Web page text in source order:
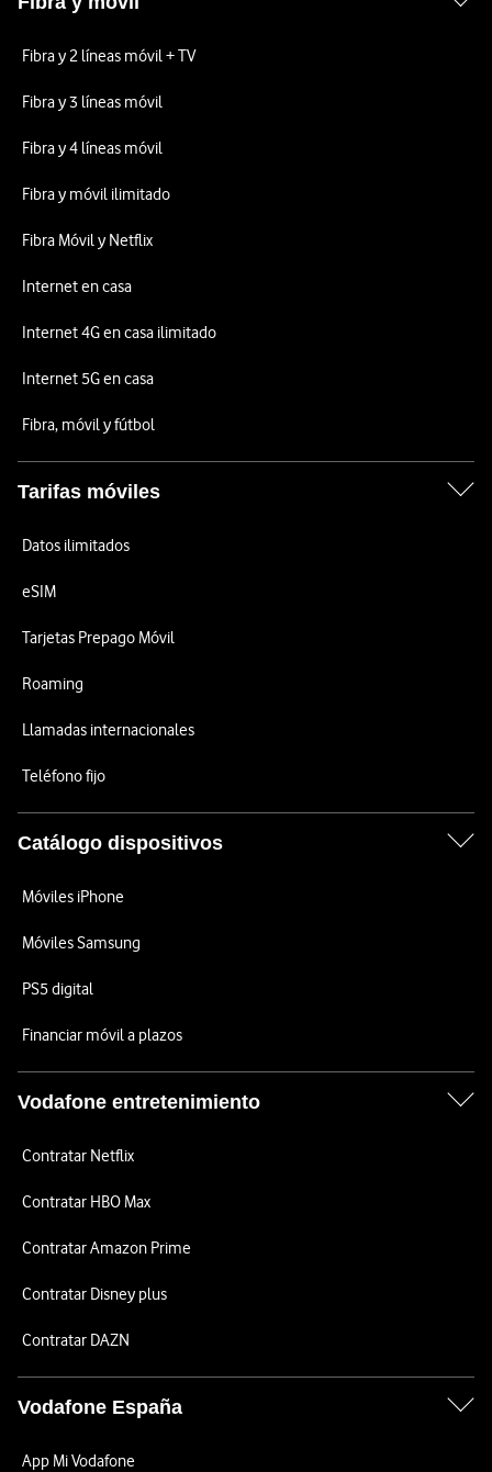
Fibra y 2 líneas móvil + TV
Fibra y 3 líneas móvil
Fibra y 4 líneas móvil
Fibra y móvil ilimitado
Fibra Móvil y Netflix
Internet en casa
Internet 4G en casa ilimitado
Internet 5G en casa
Fibra, móvil y fútbol
Tarifas móviles
Datos ilimitados
eSIM
Tarjetas Prepago Móvil
Roaming
Llamadas internacionales
Teléfono fijo
Catálogo dispositivos
Móviles iPhone
Móviles Samsung
PS5 digital
Financiar móvil a plazos
Vodafone entretenimiento
Contratar Netflix
Contratar HBO Max
Contratar Amazon Prime
Contratar Disney plus
Contratar DAZN
Vodafone España
App Mi Vodafone